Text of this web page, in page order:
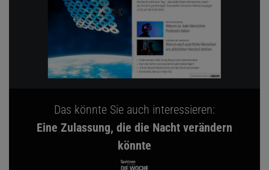
Das könnte Sie auch interessieren:
Eine Zulassung, die die Nacht verändern
könnte